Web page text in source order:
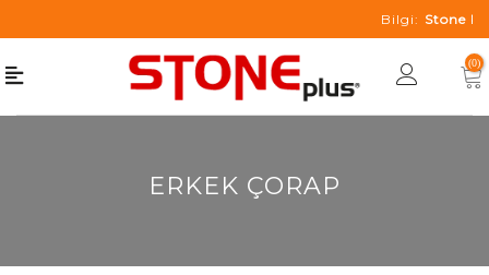
Bilgi: Stone
(0)
ERKEK ÇORAP